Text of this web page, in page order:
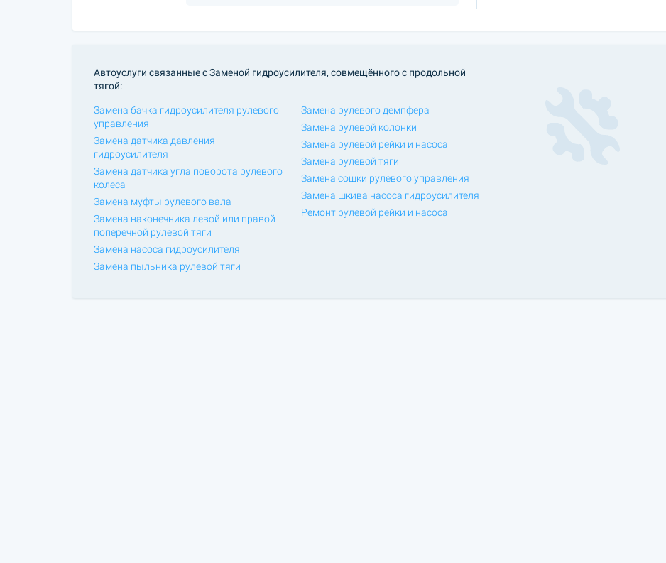
Автоуслуги связанные с Заменой гидроусилителя, совмещённого с продольной
тягой:
Замена бачка гидроусилителя рулевого
управления
Замена датчика давления
гидроусилителя
Замена датчика угла поворота рулевого
колеса
Замена муфты рулевого вала
Замена наконечника левой или правой
поперечной рулевой тяги
Замена насоса гидроусилителя
Замена пыльника рулевой тяги
Замена рулевого демпфера
Замена рулевой колонки
Замена рулевой рейки и насоса
Замена рулевой тяги
Замена сошки рулевого управления
Замена шкива насоса гидроусилителя
Ремонт рулевой рейки и насоса